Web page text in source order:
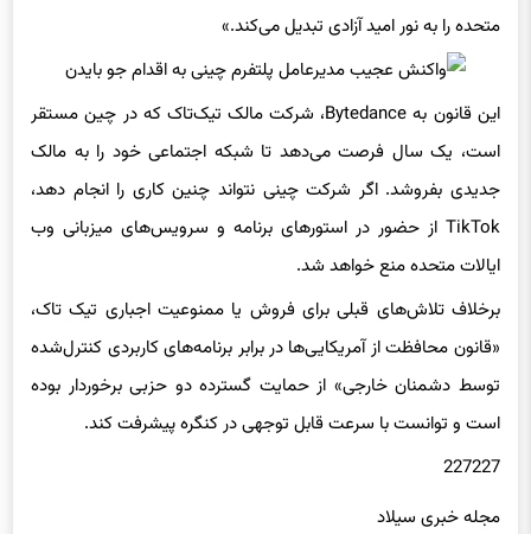
متحده را به نور امید آزادی تبدیل می‌کند.»
این قانون به Bytedance، شرکت مالک تیک‌تاک که در چین مستقر
است، یک سال فرصت می‌دهد تا شبکه اجتماعی خود را به مالک
جدیدی بفروشد. اگر شرکت چینی نتواند چنین کاری را انجام دهد،
TikTok از حضور در استورهای برنامه و سرویس‌های میزبانی وب
ایالات متحده منع خواهد شد.
برخلاف تلاش‌های قبلی برای فروش یا ممنوعیت اجباری تیک تاک،
«قانون محافظت از آمریکایی‌ها در برابر برنامه‌های کاربردی کنترل‌شده
توسط دشمنان خارجی» از حمایت گسترده دو حزبی برخوردار بوده
است و توانست با سرعت قابل توجهی در کنگره پیشرفت کند.
227227
مجله خبری سیلاد